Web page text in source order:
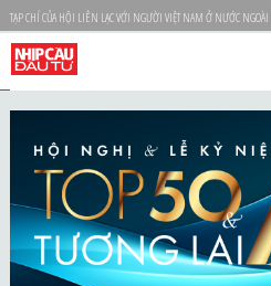
TẠP CHÍ CỦA HỘI LIÊN LẠC VỚI NGƯỜI VIỆT NAM Ở NƯỚC NGOÀI